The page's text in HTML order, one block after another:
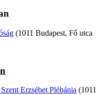
(1011 Budapest, Fő utca
Erzsébet Plébánia (1011